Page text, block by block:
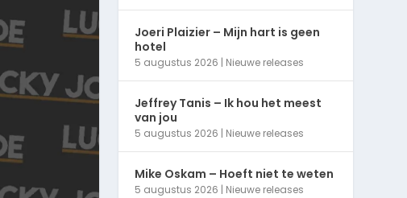
Joeri Plaizier – Mijn hart is geen
hotel
5 augustus 2026 | Nieuwe releases
Jeffrey Tanis – Ik hou het meest
van jou
5 augustus 2026 | Nieuwe releases
Mike Oskam – Hoeft niet te weten
5 augustus 2026 | Nieuwe releases